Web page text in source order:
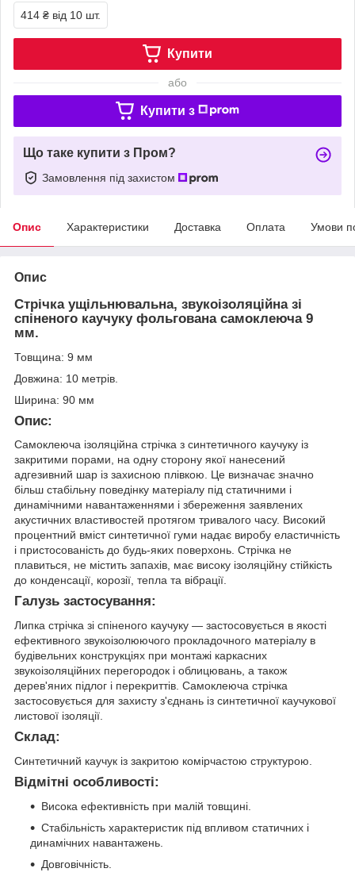
414 ₴ від 10 шт.
Купити
або
Купити з
Що таке купити з Пром?
Замовлення під захистом
Опис Характеристики Доставка Оплата Умови
Опис
Стрічка ущільнювальна, звукоізоляційна зі
спіненого каучуку фольгована самоклеюча 9
мм.
Товщина: 9 мм
Довжина: 10 метрів.
Ширина: 90 мм
Опис:
Самоклеюча ізоляційна стрічка з синтетичного каучуку із
закритими порами, на одну сторону якої нанесений
адгезивний шар із захисною плівкою. Це визначає значно
більш стабільну поведінку матеріалу під статичними і
динамічними навантаженнями і збереження заявлених
акустичних властивостей протягом тривалого часу. Високий
процентний вміст синтетичної гуми надає виробу еластичність
і пристосованість до будь-яких поверхонь. Стрічка не
плавиться, не містить запахів, має високу ізоляційну стійкість
до конденсації, корозії, тепла та вібрації.
Галузь застосування:
Липка стрічка зі спіненого каучуку ― застосовується в якості
ефективного звукоізолюючого прокладочного матеріалу в
будівельних конструкціях при монтажі каркасних
звукоізоляційних перегородок і облицювань, а також
дерев'яних підлог і перекриттів. Самоклеюча стрічка
застосовується для захисту з'єднань із синтетичної каучукової
листової ізоляції.
Склад:
Синтетичний каучук із закритою комірчастою структурою.
Відмітні особливості:
Висока ефективність при малій товщині.
Стабільність характеристик під впливом статичних і
динамічних навантажень.
Довговічність.